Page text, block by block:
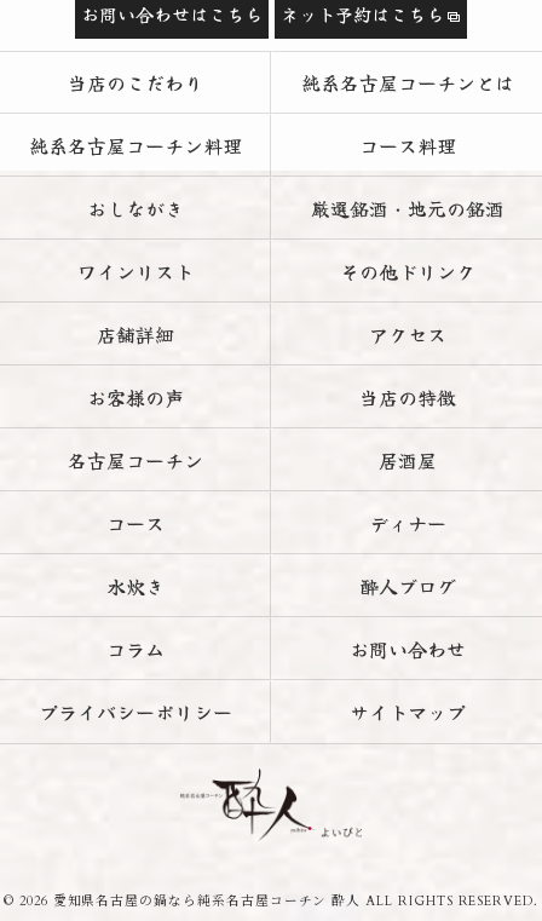
お問い合わせはこちら ネット予約はこちら
当店のこだわり 純系名古屋コーチンとは
純系名古屋コーチン料理 コース料理
おしながき 厳選銘酒・地元の銘酒
ワインリスト その他ドリンク
店舗詳細 アクセス
お客様の声 当店の特徴
名古屋コーチン 居酒屋
コース ディナー
水炊き 酔人ブログ
コラム お問い合わせ
プライバシーポリシー サイトマップ
© 2026 愛知県名古屋の鍋なら純系名古屋コーチン 酔人 ALL RIGHTS RESERVED.